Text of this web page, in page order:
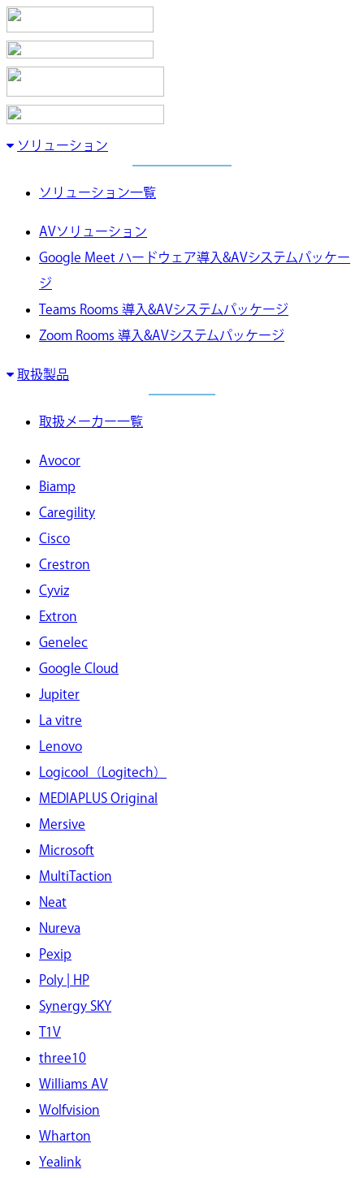
ソリューション
ソリューション一覧
AVソリューション
Google Meet ハードウェア導入&AVシステムパッケー
ジ
Teams Rooms 導入&AVシステムパッケージ
Zoom Rooms 導入&AVシステムパッケージ
取扱製品
取扱メーカー一覧
Avocor
Biamp
Caregility
Cisco
Crestron
Cyviz
Extron
Genelec
Google Cloud
Jupiter
La vitre
Lenovo
Logicool（Logitech）
MEDIAPLUS Original
Mersive
Microsoft
MultiTaction
Neat
Nureva
Pexip
Poly | HP
Synergy SKY
T1V
three10
Williams AV
Wolfvision
Wharton
Yealink